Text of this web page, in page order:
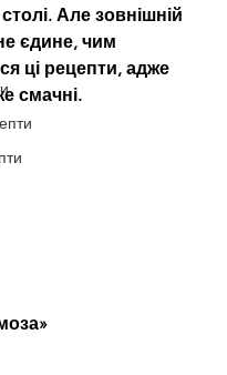
Але зовнішній
єдине, чим
ці рецепти, адже
смачні.